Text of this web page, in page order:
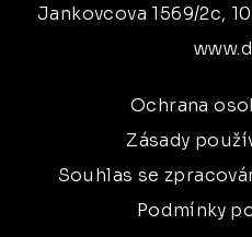
Jankovcova 1569/2c,
Ochrana
Zásady
Souhlas se
Podmínky